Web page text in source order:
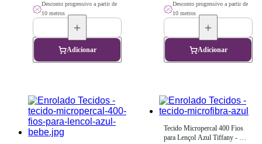
Desconto progressivo a partir de
10 metros
Adicionar
Desconto progressivo a partir de
10 metros
Adicionar
Tecido Micropercal 400 Fios
para Lençol Azul Tiffany -